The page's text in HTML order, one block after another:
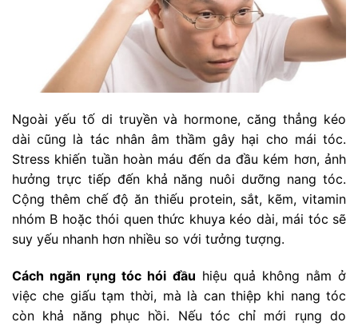
Ngoài yếu tố di truyền và hormone, căng thẳng kéo
dài cũng là tác nhân âm thầm gây hại cho mái tóc.
Stress khiến tuần hoàn máu đến da đầu kém hơn, ảnh
hưởng trực tiếp đến khả năng nuôi dưỡng nang tóc.
Cộng thêm chế độ ăn thiếu protein, sắt, kẽm, vitamin
nhóm B hoặc thói quen thức khuya kéo dài, mái tóc sẽ
suy yếu nhanh hơn nhiều so với tưởng tượng.
Cách ngăn rụng tóc hói đầu hiệu quả không nằm ở
việc che giấu tạm thời, mà là can thiệp khi nang tóc
còn khả năng phục hồi. Nếu tóc chỉ mới rụng do